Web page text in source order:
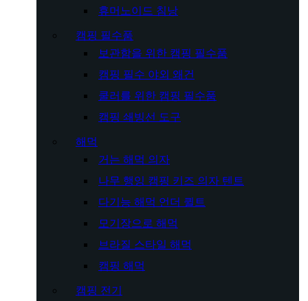
휴머노이드 침낭
캠핑 필수품
보관함을 위한 캠핑 필수품
캠핑 필수 야외 왜건
쿨러를 위한 캠핑 필수품
캠핑 쇄빙선 도구
해먹
거는 해먹 의자
나무 행잉 캠핑 키즈 의자 텐트
다기능 해먹 언더 퀼트
모기장으로 해먹
브라질 스타일 해먹
캠핑 해먹
캠핑 전기